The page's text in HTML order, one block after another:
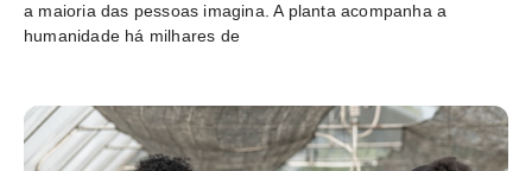
a maioria das pessoas imagina. A planta acompanha a
humanidade há milhares de